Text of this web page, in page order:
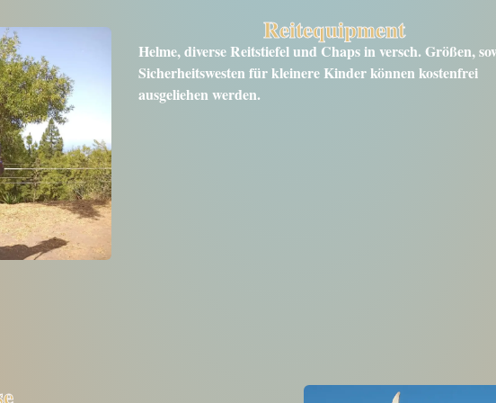
Reitequipment
Helme, diverse Reitstiefel und Chaps in versch. Größen,
Sicherheitswesten für kleinere Kinder können kostenfrei
ausgeliehen werden.